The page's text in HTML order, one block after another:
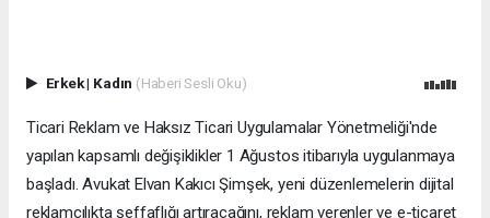
Erkek| Kadın (Haberi Sesli Oku)
Ticari Reklam ve Haksız Ticari Uygulamalar Yönetmeliği'nde
yapılan kapsamlı değişiklikler 1 Ağustos itibarıyla uygulanmaya
başladı. Avukat Elvan Kakıcı Şimşek, yeni düzenlemelerin dijital
reklamcılıkta şeffaflığı artıracağını, reklam verenler ve e-ticaret